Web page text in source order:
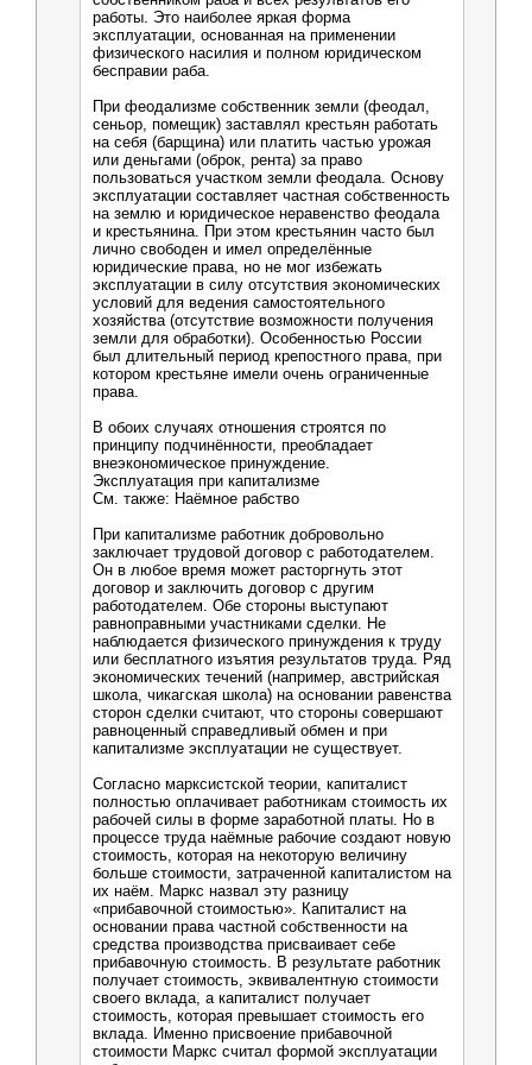
работы. Это наиболее яркая форма
эксплуатации, основанная на применении
физического насилия и полном юридическом
бесправии раба.
При феодализме собственник земли (феодал,
сеньор, помещик) заставлял крестьян работать
на себя (барщина) или платить частью урожая
или деньгами (оброк, рента) за право
пользоваться участком земли феодала. Основу
эксплуатации составляет частная собственность
на землю и юридическое неравенство феодала
и крестьянина. При этом крестьянин часто был
лично свободен и имел определённые
юридические права, но не мог избежать
эксплуатации в силу отсутствия экономических
условий для ведения самостоятельного
хозяйства (отсутствие возможности получения
земли для обработки). Особенностью России
был длительный период крепостного права, при
котором крестьяне имели очень ограниченные
права.
В обоих случаях отношения строятся по
принципу подчинённости, преобладает
внеэкономическое принуждение.
Эксплуатация при капитализме
См. также: Наёмное рабство
При капитализме работник добровольно
заключает трудовой договор с работодателем.
Он в любое время может расторгнуть этот
договор и заключить договор с другим
работодателем. Обе стороны выступают
равноправными участниками сделки. Не
наблюдается физического принуждения к труду
или бесплатного изъятия результатов труда. Ряд
экономических течений (например, австрийская
школа, чикагская школа) на основании равенства
сторон сделки считают, что стороны совершают
равноценный справедливый обмен и при
капитализме эксплуатации не существует.
Согласно марксистской теории, капиталист
полностью оплачивает работникам стоимость их
рабочей силы в форме заработной платы. Но в
процессе труда наёмные рабочие создают новую
стоимость, которая на некоторую величину
больше стоимости, затраченной капиталистом на
их наём. Маркс назвал эту разницу
«прибавочной стоимостью». Капиталист на
основании права частной собственности на
средства производства присваивает себе
прибавочную стоимость. В результате работник
получает стоимость, эквивалентную стоимости
своего вклада, а капиталист получает
стоимость, которая превышает стоимость его
вклада. Именно присвоение прибавочной
стоимости Маркс считал формой эксплуатации